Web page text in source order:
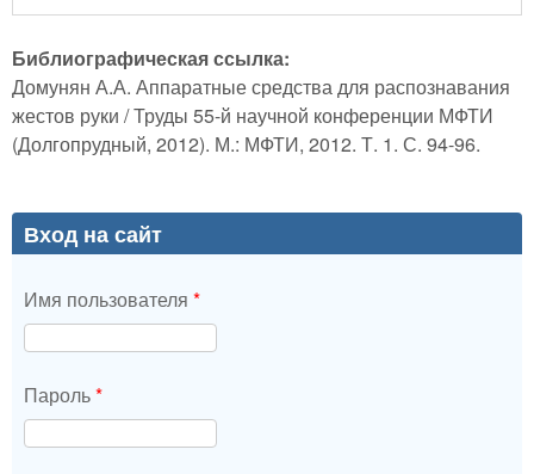
Библиографическая ссылка:
Домунян А.А. Аппаратные средства для распознавания
жестов руки / Труды 55-й научной конференции МФТИ
(Долгопрудный, 2012). М.: МФТИ, 2012. Т. 1. С. 94-96.
Вход на сайт
Имя пользователя *
Пароль*